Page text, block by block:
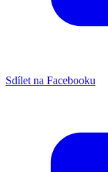
Sdílet na Facebooku